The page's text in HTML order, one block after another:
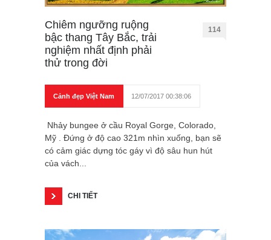
Chiêm ngưỡng ruộng
bậc thang Tây Bắc, trải
nghiệm nhất định phải
thử trong đời
114
Cảnh đẹp Việt Nam 12/07/2017 00:38:06
Nhảy bungee ở cầu Royal Gorge, Colorado,
Mỹ . Đứng ở độ cao 321m nhìn xuống, bạn sẽ
có cảm giác dựng tóc gáy vì độ sâu hun hút
của vách...
CHI TIẾT